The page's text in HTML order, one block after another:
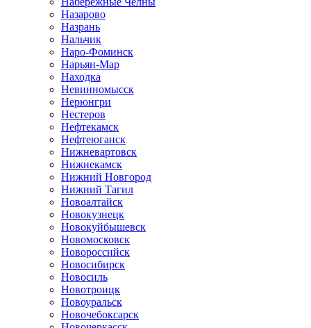
Назарово
Назрань
Нальчик
Наро-Фоминск
Нарьян-Мар
Находка
Невинномысск
Нерюнгри
Нестеров
Нефтекамск
Нефтеюганск
Нижневартовск
Нижнекамск
Нижний Новгород
Нижний Тагил
Новоалтайск
Новокузнецк
Новокуйбышевск
Новомосковск
Новороссийск
Новосибирск
Новосиль
Новотроицк
Новоуральск
Новочебоксарск